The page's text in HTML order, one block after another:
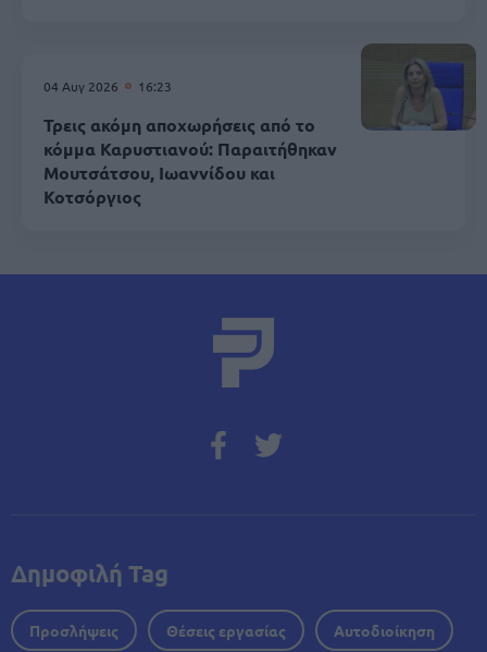
04 Αυγ 2026 16:23
Τρεις ακόμη αποχωρήσεις από το
κόμμα Καρυστιανού: Παραιτήθηκαν
Μουτσάτσου, Ιωαννίδου και
Κοτσόργιος
Δημοφιλή Tag
Προσλήψεις Θέσεις εργασίας Αυτοδιοίκηση